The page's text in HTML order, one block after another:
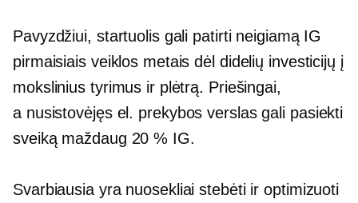
Pavyzdžiui, startuolis gali patirti neigiamą IG
pirmaisiais veiklos metais dėl didelių investicijų į
mokslinius tyrimus ir plėtrą. Priešingai,
a nusistovėjęsel. prekybos verslas gali pasiekti
sveiką maždaug 20 % IG.
Svarbiausia yra nuosekliai stebėti ir optimizuoti